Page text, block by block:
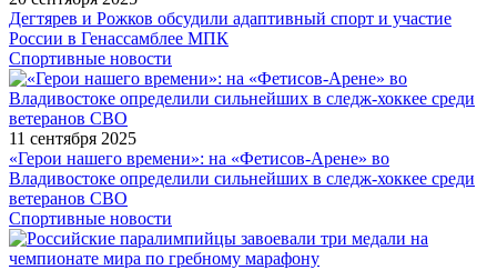
Дегтярев и Рожков обсудили адаптивный спорт и участие
России в Генассамблее МПК
Спортивные новости
11 сентября 2025
«Герои нашего времени»: на «Фетисов-Арене» во
Владивостоке определили сильнейших в следж-хоккее среди
ветеранов СВО
Спортивные новости